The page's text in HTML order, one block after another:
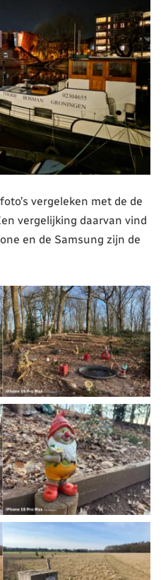
vergeleken met de de
vergelijking daarvan vind
en de Samsung zijn de